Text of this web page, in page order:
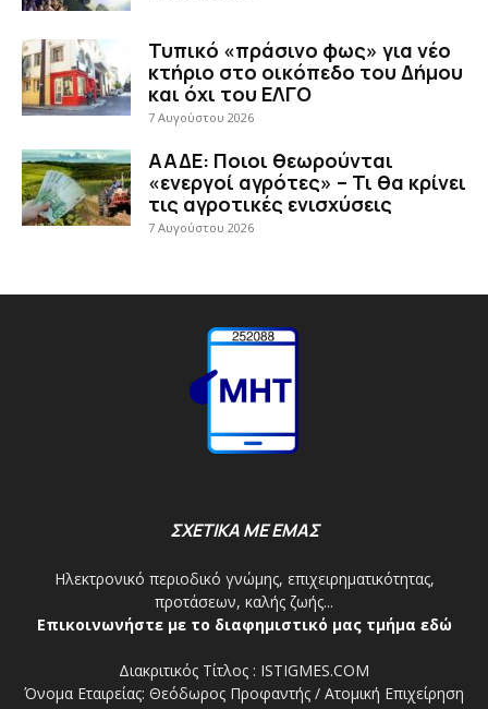
Τυπικό «πράσινο φως» για νέο
κτήριο στο οικόπεδο του Δήμου
και όχι του ΕΛΓΟ
7 Αυγούστου 2026
ΑΑΔΕ: Ποιοι θεωρούνται
«ενεργοί αγρότες» – Τι θα κρίνει
τις αγροτικές ενισχύσεις
7 Αυγούστου 2026
ΣΧΕΤΙΚΑ ΜΕ ΕΜΑΣ
Ηλεκτρονικό περιοδικό γνώμης, επιχειρηματικότητας,
προτάσεων, καλής ζωής...
Επικοινωνήστε με το διαφημιστικό μας τμήμα εδώ
Διακριτικός Τίτλος : ISTIGMES.COM
Όνομα Εταιρείας: Θεόδωρος Προφαντής / Ατομική Επιχείρηση